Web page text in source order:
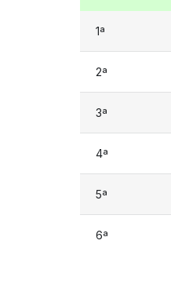
1ª
2ª
3ª
4ª
5ª
6ª